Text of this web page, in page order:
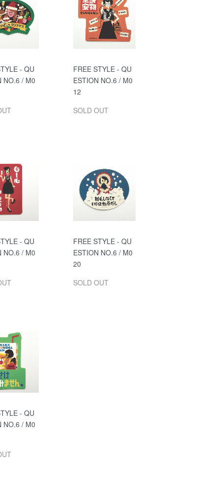
- QU
NO.6 / M0
FREE STYLE - QU
ESTION NO.6 / M0
12
SOLD OUT
- QU
NO.6 / M0
FREE STYLE - QU
ESTION NO.6 / M0
20
SOLD OUT
- QU
NO.6 / M0